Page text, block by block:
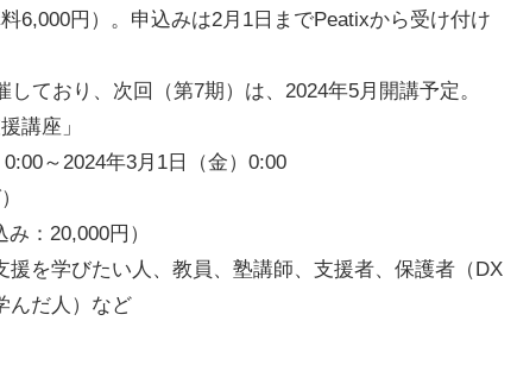
6,000円）。申込みは2月1日までPeatixから受け付け
ており、次回（第7期）は、2024年5月開講予定。
講座」
～2024年3月1日（金）0:00
：20,000円）
を学びたい人、教員、塾講師、支援者、保護者（DX
んだ人）など